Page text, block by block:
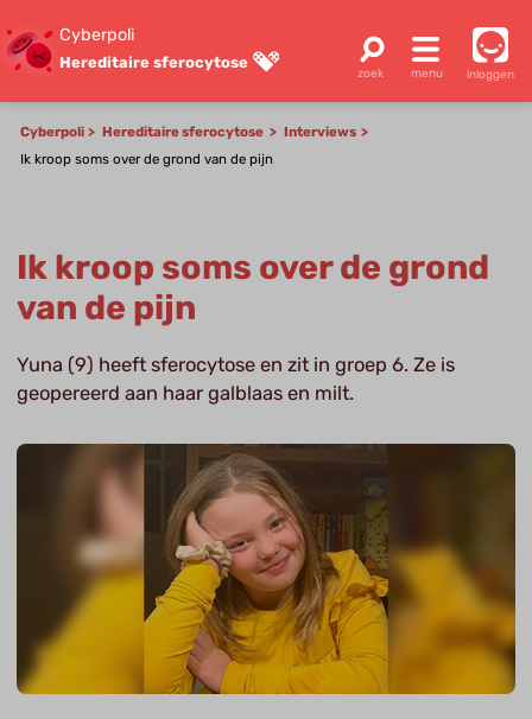
Cyberpoli
Hereditaire sferocytose
inloggen
Cyberpoli Hereditaire sferocytose
Interviews
Ik kroop soms over de grond van de pijn
Ik kroop soms over de grond
van de pijn
Yuna (9) heeft sferocytose en zit in groep 6. Ze is
geopereerd aan haar galblaas en milt.